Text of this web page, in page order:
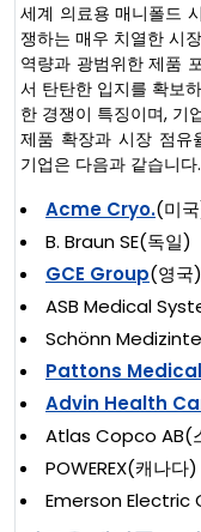
세계 의료용 매니폴드
쟁하는 매우 치열한 시
역량과 광범위한 제품
서 탄탄한 입지를 확보
한 경쟁이 특징이며, 기
제품 확장과 시장 점유
기업은 다음과 같습니다.
Acme Cryo.(미
B. Braun SE(독일)
GCE Group(영국)
ASB Medical
Schönn
Pattons Medical
Advin Health
Atlas Copco AB(
POWEREX(캐나다)
Emerson Electric